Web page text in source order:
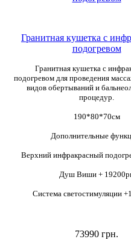
Гранитная кушетка с
подогревом
Гранитная кушетка с
подогревом для проведения
видов обертываний и
процедур.
190*80*70см
Дополнительные
Верхний инфракрасный
Душ Виши +
Система светостимуляции
73990 грн.